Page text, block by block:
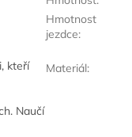
kteří
Naučí
Hmotnost
jezdce:
Materiál: